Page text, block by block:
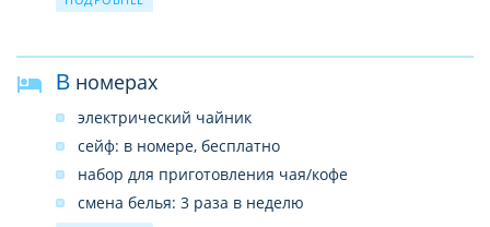
освещение теннисного корта платно
уроки тенниса платно (German PCT, Tennis school)
тренажерный зал бесплатно
турецкая баня (хаммам) бесплатно
аквааэробика бесплатно
дартс бесплатно
волейбол на пляже бесплатно
В номерах
электрический чайник
сейф: в номере, бесплатно
набор для приготовления чая/кофе
смена белья: 3 раза в неделю